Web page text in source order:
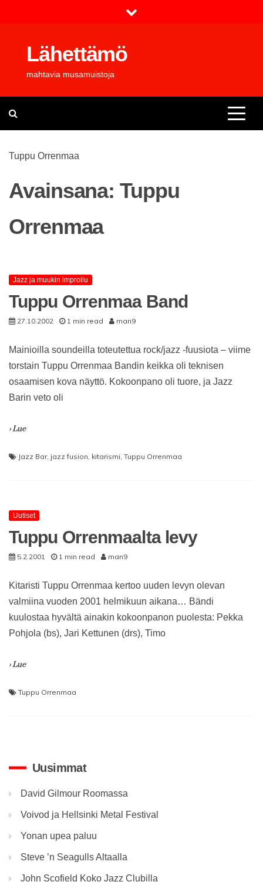
Lähettämö
mahtavia musamuistoja
Tuppu Orrenmaa
Avainsana:Tuppu
Orrenmaa
Jazz ja muukin improilu
Tuppu Orrenmaa Band
27.10.2002 1 min read man9
Mainioilla soundeilla toteutettua rock/jazz -fuusiota – viime
torstain Tuppu Orrenmaa Bandin keikka oli teknisen
osaamisen kova näyttö. Kokoonpano oli tuore, ja Jazz
Barin veto oli
› Lue
Jazz Bar, jazz fusion, kitarismi, Tuppu Orrenmaa
Uutiset
Tuppu Orrenmaalta levy
5.2.2001 1 min read man9
Kitaristi Tuppu Orrenmaa kertoo uuden levyn olevan
valmiina vuoden 2001 helmikuun aikana… Bändi
kuulostaa hyvältä ainakin kokoonpanon puolesta: Pekka
Pohjola (bs), Jari Kettunen (drs), Timo
› Lue
Tuppu Orrenmaa
Uusimmat
David Gilmour Roomassa
Voivod ja Hellsinki Metal Festival
Yonan upea paluu
Steve ’n Seagulls Altaalla
John Scofield Koko Jazz Clubilla